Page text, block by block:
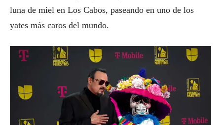
luna de miel en Los Cabos, paseando en uno de los
yates más caros del mundo.